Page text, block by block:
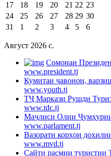
17
18 19 20 21 22 23
24
25 26 27 28 29 30
31
1 2 3 4 5 6
Август 2026 c.
Cомонаи
www.president.tj
Кумитаи ҷавонон,
www.youth.tj
ТҶ Маркази Рушди
www.tdc.tj
Маҷлиси Олии
www.parlament.tj
Вазорати корҳои
www.mvd.tj
Сайти расмии туристии